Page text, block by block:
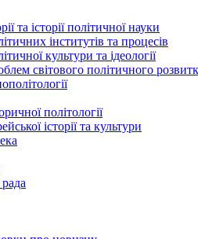
та історії політичної науки
інститутів та процесів
культури та ідеології
світового політичного
політології
історії та культури